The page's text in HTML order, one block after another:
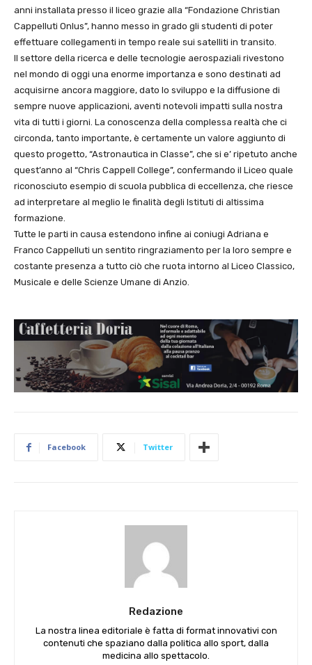
anni installata presso il liceo grazie alla “Fondazione Christian
Cappelluti Onlus”, hanno messo in grado gli studenti di poter
effettuare collegamenti in tempo reale sui satelliti in transito.
Il settore della ricerca e delle tecnologie aerospaziali rivestono
nel mondo di oggi una enorme importanza e sono destinati ad
acquisirne ancora maggiore, dato lo sviluppo e la diffusione di
sempre nuove applicazioni, aventi notevoli impatti sulla nostra
vita di tutti i giorni. La conoscenza della complessa realtà che ci
circonda, tanto importante, è certamente un valore aggiunto di
questo progetto, “Astronautica in Classe”, che si e’ ripetuto anche
quest’anno al “Chris Cappell College”, confermando il Liceo quale
riconosciuto esempio di scuola pubblica di eccellenza, che riesce
ad interpretare al meglio le finalità degli Istituti di altissima
formazione.
Tutte le parti in causa estendono infine ai coniugi Adriana e
Franco Cappelluti un sentito ringraziamento per la loro sempre e
costante presenza a tutto ciò che ruota intorno al Liceo Classico,
Musicale e delle Scienze Umane di Anzio.
Facebook Twitter
Redazione
La nostra linea editoriale è fatta di format innovativi con
contenuti che spaziano dalla politica allo sport, dalla
medicina allo spettacolo.